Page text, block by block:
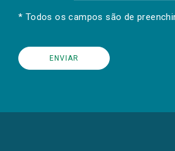
* Todos os campos são de